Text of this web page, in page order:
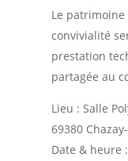
Le patrimoine
convivialité
prestation
partagée au
Lieu : Salle
69380
Date & heure